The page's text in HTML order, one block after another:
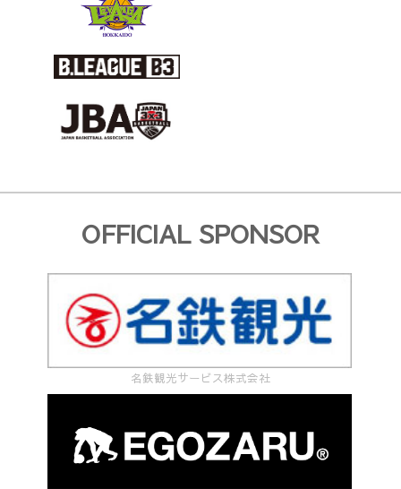
OFFICIAL SPONSOR
名鉄観光サービス株式会社